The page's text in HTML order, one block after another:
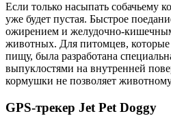
Если только насыпать собачьему
уже будет пустая. Быстрое
ожирением и желудочно-
животных. Для питомцев,
пищу, была разработана
выпуклостями на внутренней
кормушки не позволяет
GPS-трекер Jet Pet Doggy